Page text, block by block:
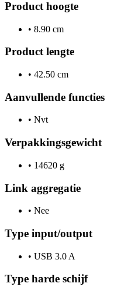
Product hoogte
• 8.90 cm
Product lengte
• 42.50 cm
Aanvullende functies
• Nvt
Verpakkingsgewicht
• 14620 g
Link aggregatie
• Nee
Type input/output
• USB 3.0 A
Type harde schijf